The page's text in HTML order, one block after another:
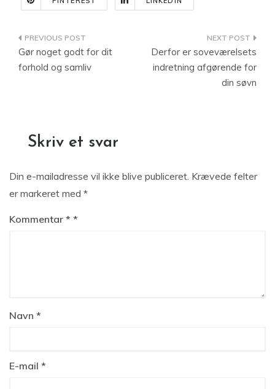
Indlægsnavigation
Gør noget godt for dit
forhold og samliv
Derfor er soveværelsets
indretning afgørende for
din søvn
Skriv et svar
Din e-mailadresse vil ikke blive publiceret. Krævede felter
er markeret med *
Kommentar *
Navn *
E-mail *